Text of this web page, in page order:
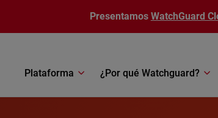
Presentamos WatchGuard
Plataforma ¿Por qué Watchguard?